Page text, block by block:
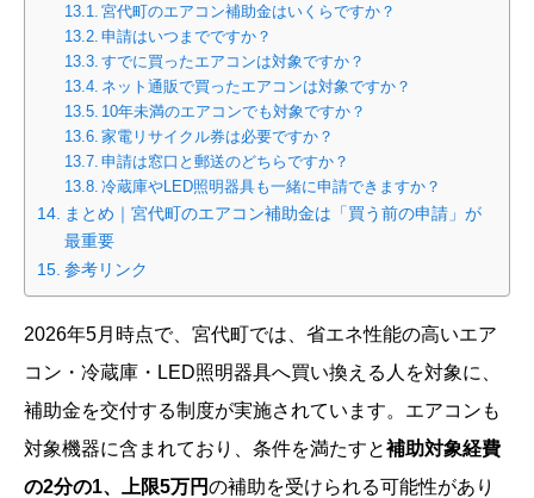
宮代町のエアコン補助金はいくらですか？
申請はいつまでですか？
すでに買ったエアコンは対象ですか？
ネット通販で買ったエアコンは対象ですか？
10年未満のエアコンでも対象ですか？
家電リサイクル券は必要ですか？
申請は窓口と郵送のどちらですか？
冷蔵庫やLED照明器具も一緒に申請できますか？
まとめ｜宮代町のエアコン補助金は「買う前の申請」が
最重要
参考リンク
2026年5月時点で、宮代町では、省エネ性能の高いエア
コン・冷蔵庫・LED照明器具へ買い換える人を対象に、
補助金を交付する制度が実施されています。エアコンも
対象機器に含まれており、条件を満たすと補助対象経費
の2分の1、上限5万円の補助を受けられる可能性があり